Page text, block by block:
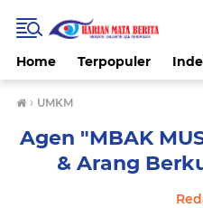
Home Terpopuler
› UMKM
Agen "MBAK
& Arang